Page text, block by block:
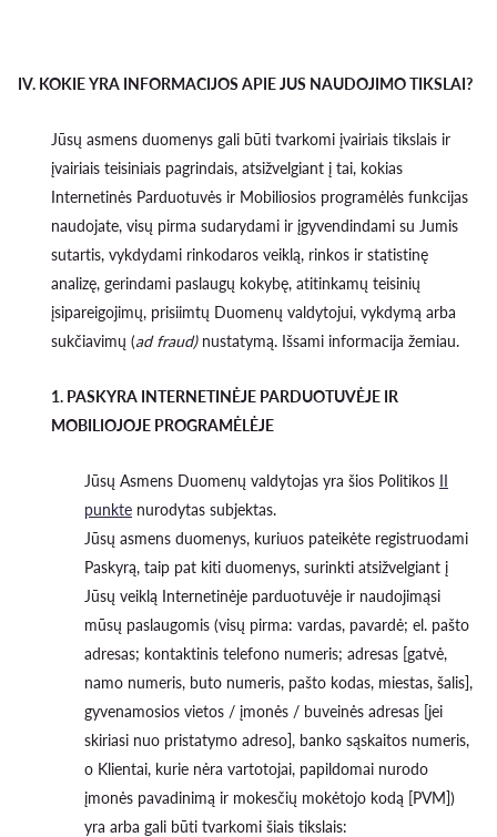
IV. KOKIE YRA INFORMACIJOS APIE JUS NAUDOJIMO TIKSLAI?
Jūsų asmens duomenys gali būti tvarkomi įvairiais tikslais ir
įvairiais teisiniais pagrindais, atsižvelgiant į tai, kokias
Internetinės Parduotuvės ir Mobiliosios programėlės funkcijas
naudojate, visų pirma sudarydami ir įgyvendindami su Jumis
sutartis, vykdydami rinkodaros veiklą, rinkos ir statistinę
analizę, gerindami paslaugų kokybę, atitinkamų teisinių
įsipareigojimų, prisiimtų Duomenų valdytojui, vykdymą arba
sukčiavimų (ad fraud)nustatymą. Išsami informacija žemiau.
1. PASKYRA INTERNETINĖJE PARDUOTUVĖJE IR
MOBILIOJOJE PROGRAMĖLĖJE
Jūsų Asmens Duomenų valdytojas yra šios Politikos II
punkte nurodytas subjektas.
Jūsų asmens duomenys, kuriuos pateikėte registruodami
Paskyrą, taip pat kiti duomenys, surinkti atsižvelgiant į
Jūsų veiklą Internetinėje parduotuvėje ir naudojimąsi
mūsų paslaugomis (visų pirma: vardas, pavardė; el. pašto
adresas; kontaktinis telefono numeris; adresas [gatvė,
namo numeris, buto numeris, pašto kodas, miestas, šalis],
gyvenamosios vietos / įmonės / buveinės adresas [jei
skiriasi nuo pristatymo adreso], banko sąskaitos numeris,
o Klientai, kurie nėra vartotojai, papildomai nurodo
įmonės pavadinimą ir mokesčių mokėtojo kodą [PVM])
yra arba gali būti tvarkomi šiais tikslais: